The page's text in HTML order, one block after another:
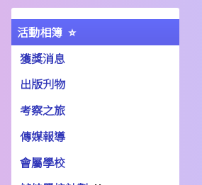
活動相簿
獲獎消息
出版刋物
考察之旅
傳媒報導
會屬學校